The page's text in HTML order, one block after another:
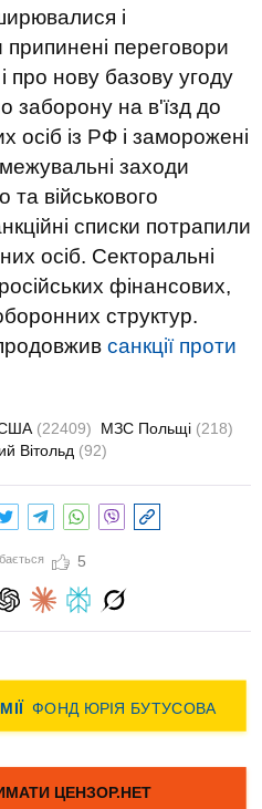
і
переговори
про нову базову угоду
заборону на в'їзд до
осіб із РФ і заморожені
заходи
та військового
списки потрапили
осіб. Секторальні
фінансових,
структур.
санкції проти
(22409) МЗС Польщі (218)
Вітольд (92)
5